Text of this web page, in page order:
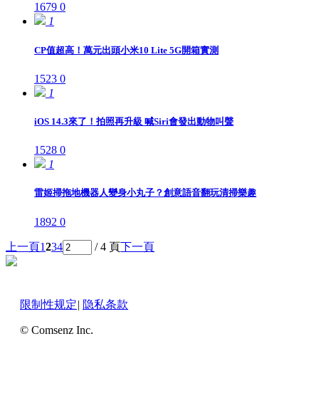
1679 0
1
CP值超高！萬元出頭小米10 Lite 5G開箱實測
1523 0
1
iOS 14.3來了！拍照再升級 喊Siri會發出動物叫聲
1528 0
1
雷姬掃拖地機器人變身小丸子？創意語音翻玩清掃樂趣
1892 0
上一頁1234 / 4 頁下一頁
限制性规定| 隐私条款
© Comsenz Inc.